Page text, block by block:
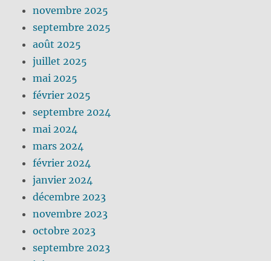
novembre 2025
septembre 2025
août 2025
juillet 2025
mai 2025
février 2025
septembre 2024
mai 2024
mars 2024
février 2024
janvier 2024
décembre 2023
novembre 2023
octobre 2023
septembre 2023